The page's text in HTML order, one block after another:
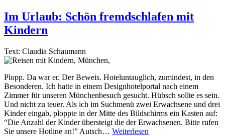
Im Urlaub: Schön fremdschlafen mit
Kindern
Text: Claudia Schaumann
Plopp. Da war er. Der Beweis. Hoteluntauglich, zumindest, in den
Besonderen. Ich hatte in einem Designhotelportal nach einem
Zimmer für unseren Münchenbesuch gesucht. Hübsch sollte es sein.
Und nicht zu teuer. Als ich im Suchmenü zwei Erwachsene und drei
Kinder eingab, ploppte in der Mitte des Bildschirms ein Kasten auf:
“Die Anzahl der Kinder übersteigt die der Erwachsenen. Bitte rufen
Sie unsere Hotline an!” Autsch… Weiterlesen